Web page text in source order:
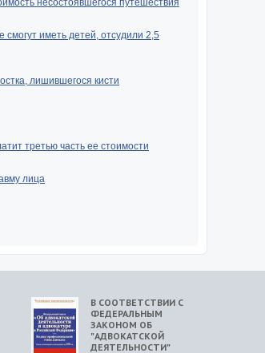
несостоявшегося путешествия
иметь детей, отсудили 2,5
лишившегося кисти
третью часть ее стоимости
лица
В СООТВЕТСТВИИ С
ФЕДЕРАЛЬНЫМ
ЗАКОНОМ ОБ
"АДВОКАТСКОЙ
ДЕЯТЕЛЬНОСТИ"